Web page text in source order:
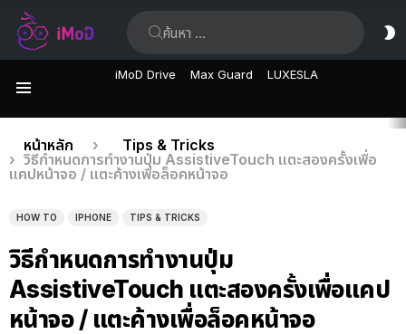
iMoD Drive Max Guard LUXESLA
เรื่อง
ล่าสุด
คุณอยู่ที่นี่:
หน้าหลัก
Tips & Tricks
วิธีกำหนดการทำงานปุ่ม AssistiveTouch แตะสองครั้งเพื่อ
แคปหน้าจอ / แตะค้างเพื่อล็อคหน้าจอ
HOW TO IPHONE TIPS & TRICKS
วิธีกำหนดการทำงานปุ่ม
AssistiveTouch แตะสองครั้งเพื่อแคป
หน้าจอ / แตะค้างเพื่อล็อคหน้าจอ